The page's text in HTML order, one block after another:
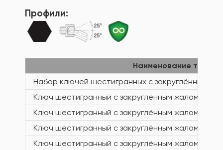
Профили:
Наименование
Набор ключей шестигранных с закруглённым
Ключ шестигранный с закруглённым жалом
Ключ шестигранный с закруглённым жалом
Ключ шестигранный с закруглённым жалом
Ключ шестигранный с закруглённым жалом